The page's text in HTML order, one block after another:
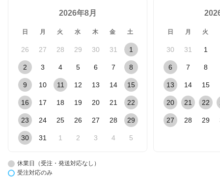
2026年8月
日 月 火 水 木 金 土
26 27 28 29 30 31 1
2 3 4 5 6 7 8
9 10 11 12 13 14 15
16 17 18 19 20 21 22
23 24 25 26 27 28 29
30 31 1 2 3 4 5
日 月 火
30 31 1
6 7 8
13 14 15
20 21 22
27 28 29
休業日（受注・発送対応なし）
受注対応のみ